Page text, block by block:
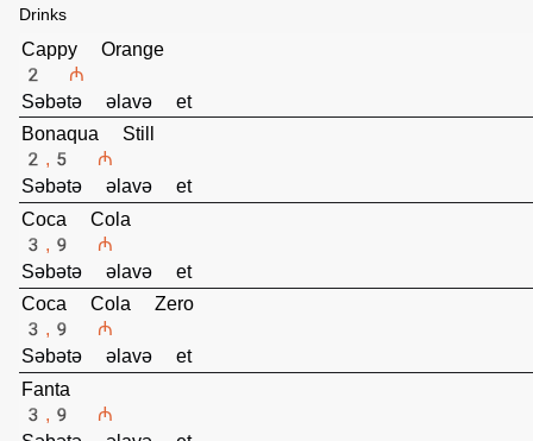
Drinks
Cappy Orange
2 ₼
Səbətə əlavə et
Bonaqua Still
2,5 ₼
Səbətə əlavə et
Coca Cola
3,9 ₼
Səbətə əlavə et
Coca Cola Zero
3,9 ₼